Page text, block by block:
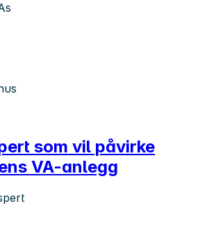
som vil påvirke
VA-anlegg